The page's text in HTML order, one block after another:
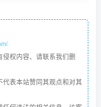
权内容、请联系我们删
表本站赞同其观点和对其